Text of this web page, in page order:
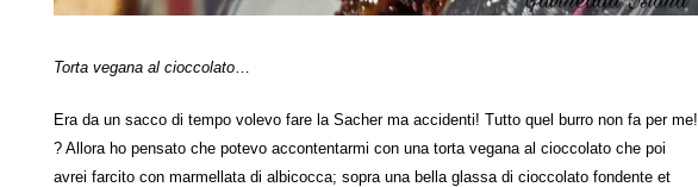
Torta vegana al cioccolato
Era da un sacco di tempo volevo fare la Sacher ma accidenti! Tutto quel burro non fa per me!
? Allora ho pensato che potevo accontentarmi con una torta vegana al cioccolato che poi
avrei farcito con marmellata di albicocca; sopra una bella glassa di cioccolato fondente et